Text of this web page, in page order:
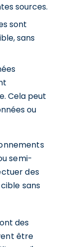
sources.
sont
sans
Cela peut
ou
semi-
des
sans
des
être